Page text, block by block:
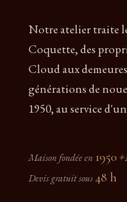
Notre atelier traite
Coquette, des
Cloud aux
générations de
1950, au service
Maison fondée en 1950 ✦
Devis gratuit sous48 h